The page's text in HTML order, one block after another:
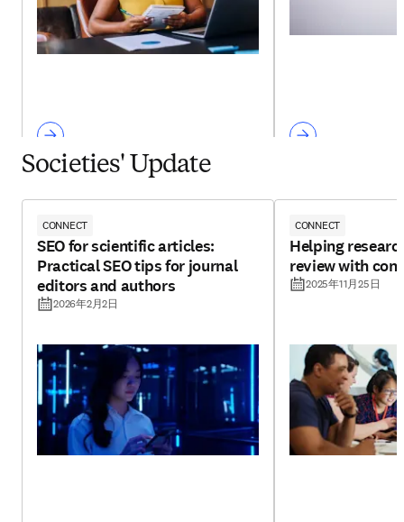
Societies' Update
CONNECT
SEO for scientific articles:
Practical SEO tips for journal
editors and authors
2026年2月2日
CONNECT
Helping
review with
2025年11月25日